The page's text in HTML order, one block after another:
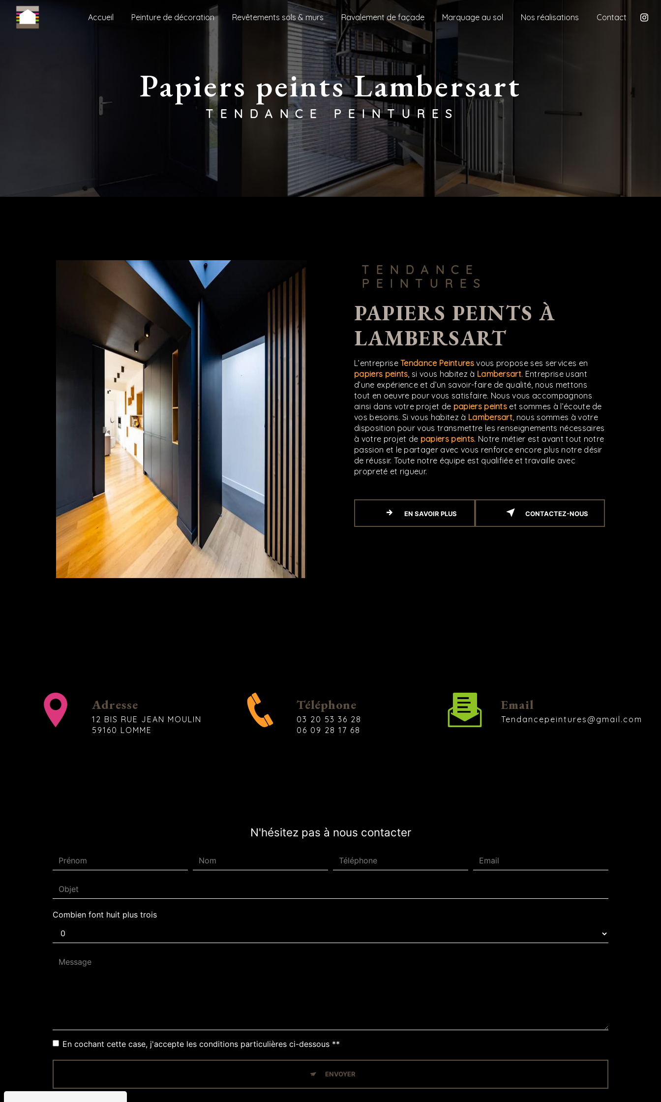
Accueil Peinture de décoration Revêtements sols & murs Ravalement de façade Marquage au sol Nos réalisations Contact
papiers peints Lambersart
TENDANCE PEINTURES
TENDANCE
PEINTURES
PAPIERS PEINTS À
LAMBERSART
L’entrepriseTendance Peinturesvous propose ses services en
papiers peints , si vous habitez à Lambersart. Entreprise usant
d’une expérience et d’un savoir-faire de qualité, nous mettons
tout en oeuvre pour vous satisfaire. Nous vous accompagnons
ainsi dans votre projet de papiers peints et sommes à l’écoute de
vos besoins. Si vous habitez à Lambersart , nous sommes à votre
disposition pour vous transmettre les renseignements nécessaires
à votre projet de papiers peints. Notre métier est avant tout notre
passion et le partager avec vous renforce encore plus notre désir
de réussir. Toute notre équipe est qualifiée et travaille avec
propreté et rigueur.
EN SAVOIR PLUS CONTACTEZ-NOUS
Adresse
12 BIS RUE JEAN MOULIN
59160 LOMME
Téléphone
03 20 53 36 28
06 09 28 17 68
Email
tendancepeintures@gmail.com
N'hésitez pas à nous contacter
Combien font huit plus trois
En cochant cette case, j'accepte les conditions particulières ci-dessous **
ENVOYER
Panneau de gestion des cookies